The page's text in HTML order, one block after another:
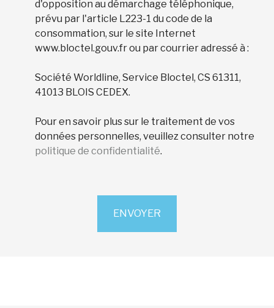
d'opposition au démarchage téléphonique,
prévu par l'article L223-1 du code de la
consommation, sur le site Internet
www.bloctel.gouv.fr ou par courrier adressé à :
Société Worldline, Service Bloctel, CS 61311,
41013 BLOIS CEDEX.
Pour en savoir plus sur le traitement de vos
données personnelles, veuillez consulter notre
politique de confidentialité.
ENVOYER